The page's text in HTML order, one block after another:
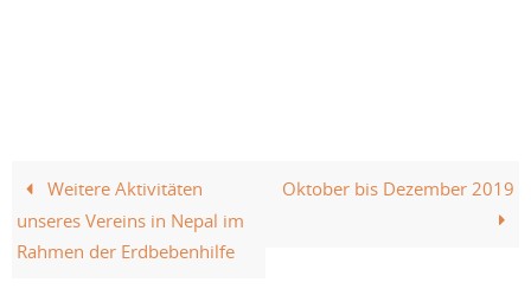
Weitere Aktivitäten
unseres Vereins in Nepal im
Rahmen der Erdbebenhilfe
Oktober bis Dezember 2019